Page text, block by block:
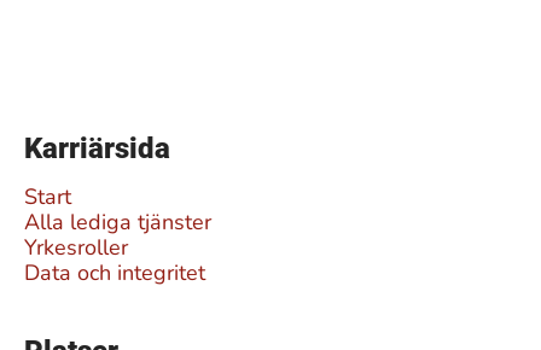
Karriärsida
Start
Alla lediga tjänster
Yrkesroller
Data och integritet